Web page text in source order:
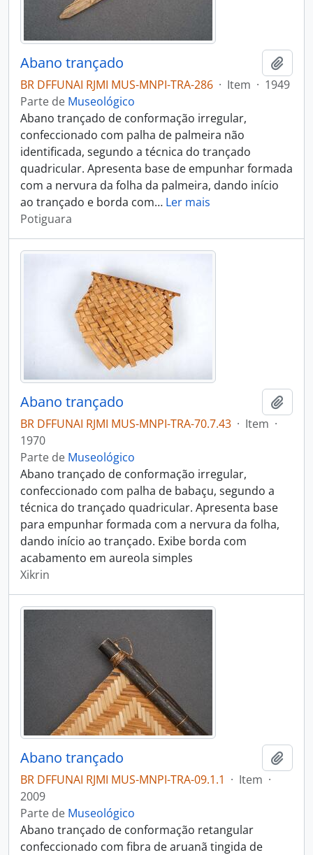
Abano trançado
BR DFFUNAI RJMI MUS-MNPI-TRA-286 · Item · 1949
Parte de Museológico
Abano trançado de conformação irregular,
confeccionado com palha de palmeira não
identificada, segundo a técnica do trançado
quadricular. Apresenta base de empunhar formada
com a nervura da folha da palmeira, dando início
ao trançado e borda com… Ler mais
Potiguara
Abano trançado
BR DFFUNAI RJMI MUS-MNPI-TRA-70.7.43 · Item ·
1970
Parte de Museológico
Abano trançado de conformação irregular,
confeccionado com palha de babaçu, segundo a
técnica do trançado quadricular. Apresenta base
para empunhar formada com a nervura da folha,
dando início ao trançado. Exibe borda com
acabamento em aureola simples
Xikrin
Abano trançado
BR DFFUNAI RJMI MUS-MNPI-TRA-09.1.1 · Item ·
2009
Parte de Museológico
Abano trançado de conformação retangular
confeccionado com fibra de aruanã tingida de